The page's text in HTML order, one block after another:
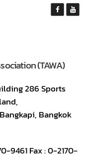
(TAWA)
286 Sports
Bangkok
9461 Fax : 0-2170-